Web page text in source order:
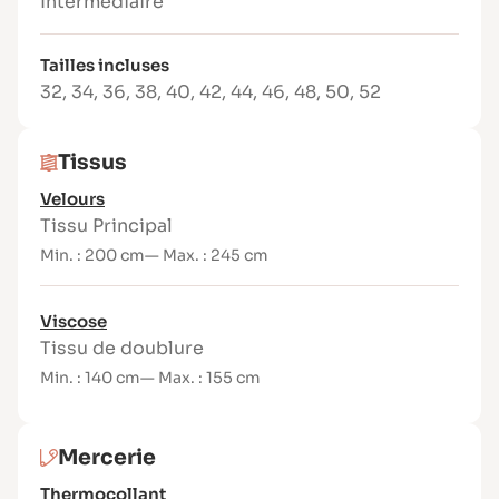
Entièrement doublée
Du 32 au 52
Niveau de couture : Intermédiaire
Langues : Français et anglais
Tissus et fournitures
Tissus recommandés :
Automne / Hiver
synthétique, lainage (200–250 g/m²),
polyviscose, crêpe lourd, velours non
coton (120 g/m² min), lin, coton-lin
Version fêtes
Tailles incluses
32, 34, 36, 38, 40, 42, 44, 46, 48, 50, 52
Tissus
Velours
Tissu Principal
Min. : 200 cm— Max. : 245 cm
Viscose
Tissu de doublure
Min. : 140 cm— Max. : 155 cm
Mercerie
Thermocollant